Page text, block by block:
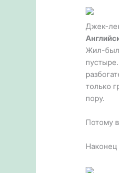
Джек-
Жил-был
только
пору.
Потому
Наконец